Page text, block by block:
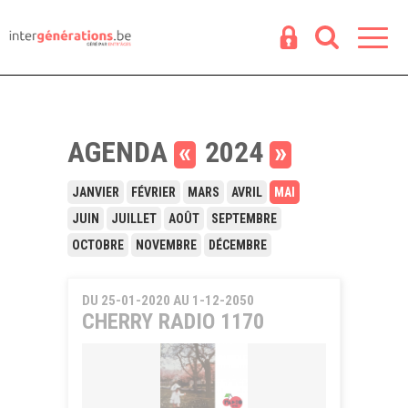
AGENDA « 2024 »
JANVIER FÉVRIER MARS AVRIL
MAI
JUIN
JUILLET AOÛT
SEPTEMBRE
OCTOBRE
NOVEMBRE DÉCEMBRE
DU 25-01-2020 AU 1-12-2050
CHERRY RADIO 1170